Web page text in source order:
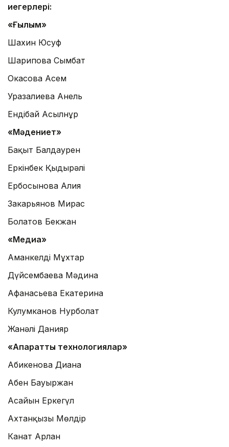
иегерлері:
«Ғылым»
Шахин Юсуф
Шарипова Сымбат
Окасова Асем
Уразалиева Анель
Ендібай Асылнұр
«Мәдениет»
Бақыт Балдаурен
Еркінбек Қыдырәлі
Ербосынова Алия
Закарьянов Мирас
Болатов Бекжан
«Медиа»
Аманкелді Мұхтар
Дүйсембаева Мәдина
Афанасьева Екатерина
Кулумканов Нурболат
Жанәлі Данияр
«Ақпараттық технологиялар»
Абикенова Диана
Абен Бауыржан
Асайын Еркегүл
Ахтанқызы Мөлдір
Канат Арлан